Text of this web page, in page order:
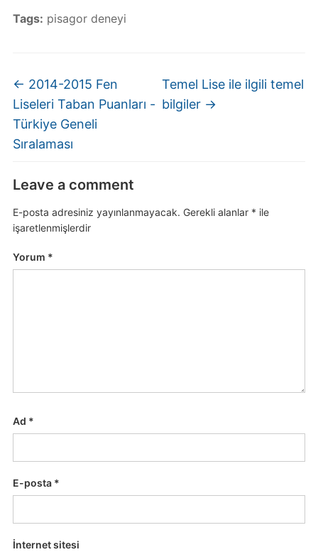
Tags: pisagor deneyi
← 2014-2015 Fen
Liseleri Taban Puanları -
Türkiye Geneli
Sıralaması
Temel Lise ile ilgili temel
bilgiler →
Leave a comment
E-posta adresiniz yayınlanmayacak. Gerekli alanlar * ile
işaretlenmişlerdir
Yorum *
Ad *
E-posta *
İnternet sitesi